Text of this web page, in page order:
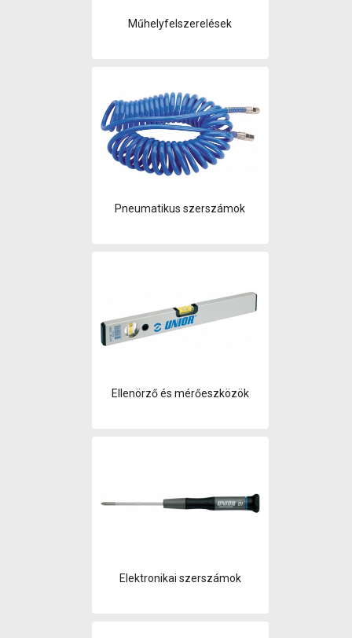
Műhelyfelszerelések
Pneumatikus szerszámok
Ellenörző és mérőeszközök
Elektronikai szerszámok